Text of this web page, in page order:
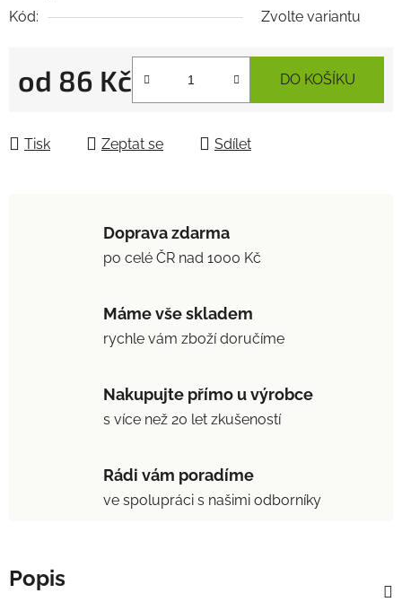
Kód:
Zvolte variantu
od 86 Kč DO KOŠÍKU
Tisk Zeptat se Sdílet
Doprava zdarma
po celé ČR nad 1000 Kč
Máme vše skladem
rychle vám zboží doručíme
Nakupujte přímo u výrobce
s více než 20 let zkušeností
Rádi vám poradíme
ve spolupráci s našimi odborníky
Popis